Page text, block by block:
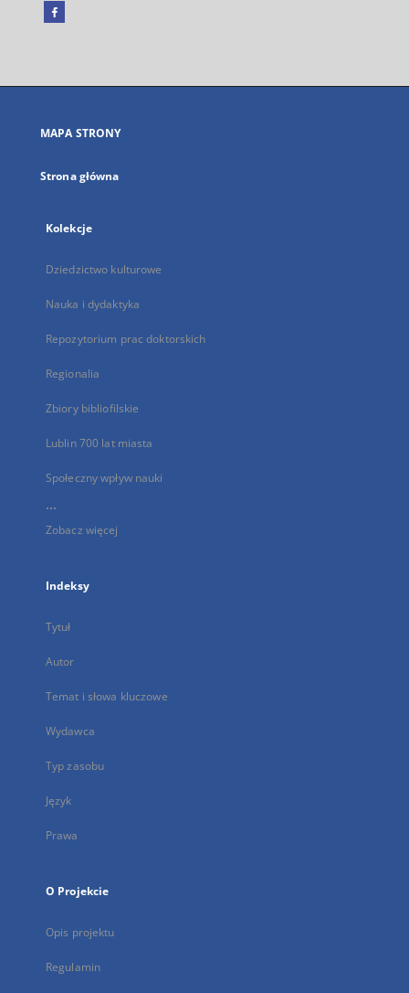
Facebook
się
karcie
MAPA STRONY
Strona główna
Kolekcje
Dziedzictwo kulturowe
Nauka i dydaktyka
Repozytorium prac doktorskich
Regionalia
Zbiory bibliofilskie
Lublin 700 lat miasta
Społeczny wpływ nauki
...
Zobacz więcej
Indeksy
Tytuł
Autor
Temat i słowa kluczowe
Wydawca
Typ zasobu
Język
Prawa
O Projekcie
Opis projektu
Regulamin